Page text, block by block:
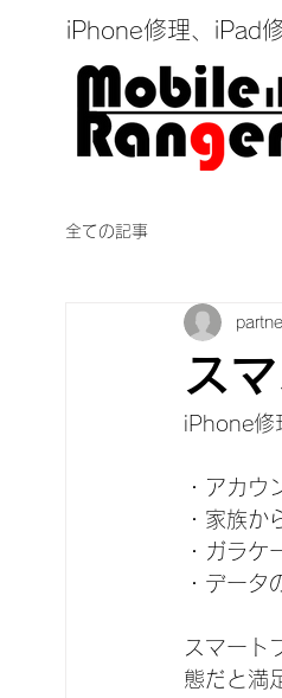
全ての記事
ス
iPhone修
・アカ
・家族
・ガラ
・データ
スマート
態だと満
iPhone修理、iPad